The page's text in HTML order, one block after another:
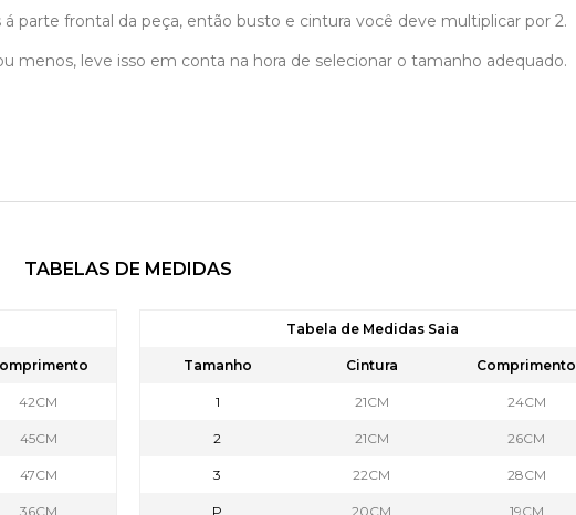
parte frontal da peça, então busto e cintura você deve multiplicar por 2.
menos, leve isso em conta na hora de selecionar o tamanho adequado.
TABELAS DE MEDIDAS
42CM
45CM
47CM
36CM
Tabela de Medidas Saia
Tamanho Cintura Comprimento
1 21CM 24CM
2 21CM 26CM
3 22CM 28CM
P 20CM 19CM